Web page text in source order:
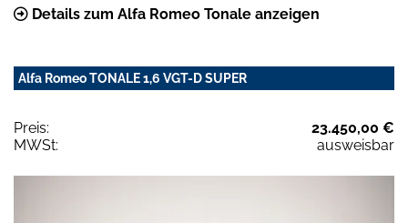
Details zum Alfa Romeo Tonale anzeigen
Alfa Romeo TONALE 1,6 VGT-D SUPER
Preis:
23.450,00 €
MWSt:
ausweisbar